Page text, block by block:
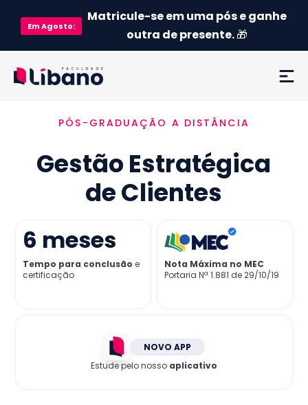
EmAgosto:
Matricule-se em uma pós e ganhe
outra de presente.🎁
Ementa
Como funciona
Credenciamento MEC
Preço
Já sou aluno
PÓS-GRADUAÇÃO A DISTÂNCIA
Gestão Estratégica
de Clientes
6 meses
Tempo para conclusão e
certificação
Nota Máxima no MEC
Portaria Nª 1.881 de 29/10/19
NOVO APP
Estude pelo nosso aplicativo